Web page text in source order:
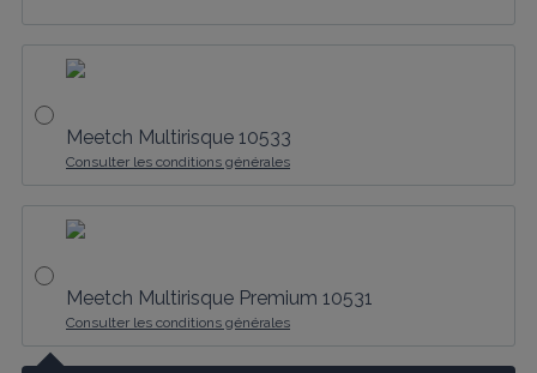
Meetch Multirisque 10533
Consulter les conditions générales
Meetch Multirisque Premium 10531
Consulter les conditions générales